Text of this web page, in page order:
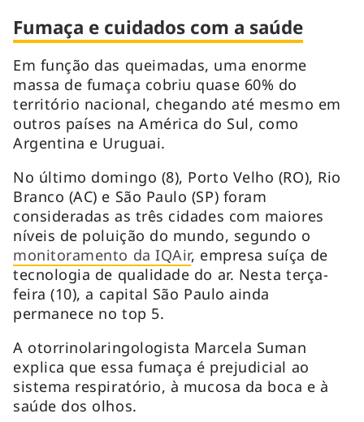
Fumaça e cuidados com a saúde
Em função das queimadas, uma enorme
massa de fumaça cobriu quase 60% do
território nacional, chegando até mesmo em
outros países na América do Sul, como
Argentina e Uruguai.
No último domingo (8), Porto Velho (RO), Rio
Branco (AC) e São Paulo (SP) foram
consideradas as três cidades com maiores
níveis de poluição do mundo, segundo o
monitoramento da IQAir, empresa suíça de
tecnologia de qualidade do ar. Nesta terça-
feira (10), a capital São Paulo ainda
permanece no top 5.
A otorrinolaringologista Marcela Suman
explica que essa fumaça é prejudicial ao
sistema respiratório, à mucosa da boca e à
saúde dos olhos.